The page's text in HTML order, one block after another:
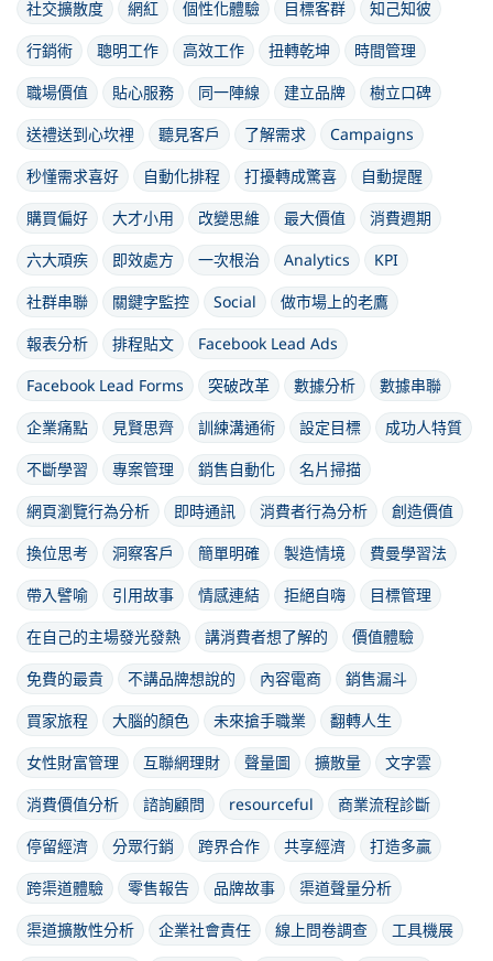
社交擴散度 網紅 個性化體驗 目標客群
知己知彼
行銷術
聰明工作 高效工作 扭轉乾坤
時間管理
職場價值
貼心服務 同一陣線 建立品牌
樹立口碑
送禮送到心坎裡
聽見客戶 了解需求
Campaigns
秒懂需求喜好
自動化排程 打擾轉成驚喜
自動提醒
購買偏好
大才小用 改變思維 最大價值
消費週期
六大頑疾
即效處方 一次根治 Analytics
KPI
社群串聯
關鍵字監控 Social
做市場上的老鷹
報表分析
排程貼文
Facebook Lead Ads
Facebook Lead Forms
突破改革 數據分析
數據串聯
企業痛點
見賢思齊 訓練溝通術 設定目標
成功人特質
不斷學習
專案管理 銷售自動化
名片掃描
網頁瀏覽行為分析
即時通訊 消費者行為分析
創造價值
換位思考
洞察客戶 簡單明確 製造情境
費曼學習法
帶入譬喻
引用故事 情感連結 拒絕自嗨
目標管理
在自己的主場發光發熱
講消費者想了解的
價值體驗
免費的最貴
不講品牌想說的 內容電商
銷售漏斗
買家旅程
大腦的顏色 未來搶手職業
翻轉人生
女性財富管理
互聯網理財 聲量圖 擴散量
文字雲
消費價值分析
諮詢顧問 resourceful
商業流程診斷
停留經濟
分眾行銷 跨界合作 共享經濟
打造多贏
跨渠道體驗
零售報告 品牌故事
渠道聲量分析
渠道擴散性分析
企業社會責任 線上問卷調查
工具機展